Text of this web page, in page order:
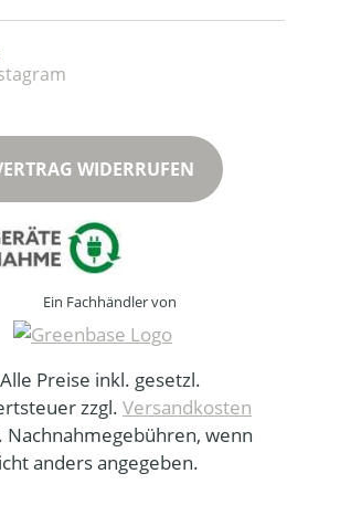
WIDERRUFEN
Ein Fachhändler von
Preise inkl. gesetzl.
zzgl. Versandkosten
Nachnahmegebühren, wenn
anders angegeben.